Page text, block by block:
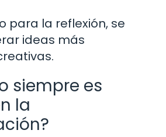
para la reflexión, se
ideas más
siempre es
la